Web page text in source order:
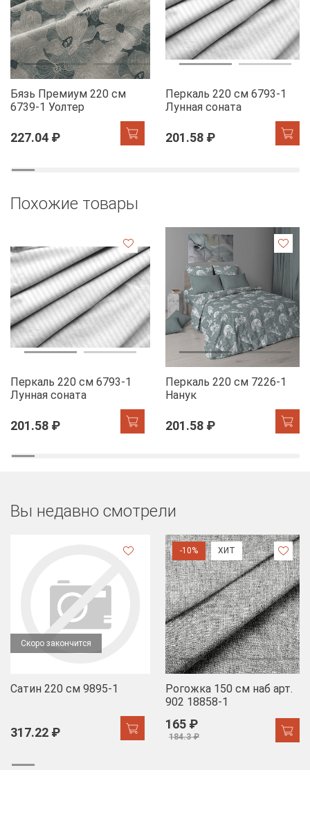
Бязь Премиум 220 см
6739-1 Уолтер
227.04 ₽
Перкаль 220 см 6793-1
Лунная соната
201.58 ₽
Похожие товары
Перкаль 220 см 6793-1
Лунная соната
201.58 ₽
Перкаль 220 см 7226-1
Нанук
201.58 ₽
Вы недавно смотрели
Скоро закончится
Сатин 220 см 9895-1
317.22 ₽
-10% ХИТ
Рогожка 150 см наб арт.
902 18858-1
165 ₽
184.3 ₽